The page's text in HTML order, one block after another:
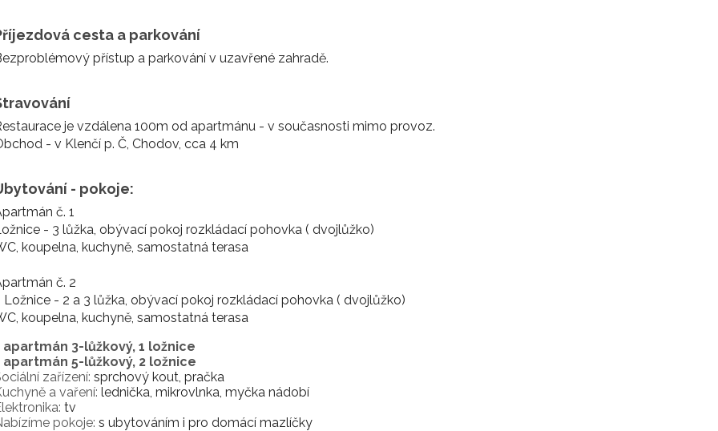
cesta a parkování
přístup a parkování v uzavřené zahradě.
je vzdálena 100m od apartmánu - v současnosti mimo provoz.
- v Klenčí p. Č, Chodov, cca 4 km
- pokoje:
č. 1
- 3 lůžka, obývací pokoj rozkládací pohovka ( dvojlůžko)
koupelna, kuchyně, samostatná terasa
č. 2
Ložnice - 2 a 3 lůžka, obývací pokoj rozkládací pohovka ( dvojlůžko)
koupelna, kuchyně, samostatná terasa
apartmán 3-lůžkový, 1 ložnice
apartmán 5-lůžkový, 2 ložnice
zařízení: sprchový kout, pračka
a vaření: lednička, mikrovlnka, myčka nádobí
tv
pokoje: s ubytováním i pro domácí mazlíčky